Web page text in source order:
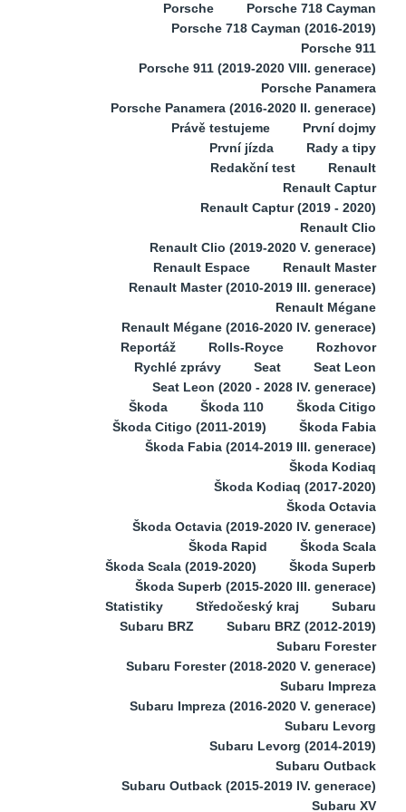
Porsche
Porsche 718 Cayman
Porsche 718 Cayman (2016-2019)
Porsche 911
Porsche 911 (2019-2020 VIII. generace)
Porsche Panamera
Porsche Panamera (2016-2020 II. generace)
Právě testujeme
První dojmy
První jízda
Rady a tipy
Redakční test
Renault
Renault Captur
Renault Captur (2019 - 2020)
Renault Clio
Renault Clio (2019-2020 V. generace)
Renault Espace
Renault Master
Renault Master (2010-2019 III. generace)
Renault Mégane
Renault Mégane (2016-2020 IV. generace)
Reportáž
Rolls-Royce
Rozhovor
Rychlé zprávy
Seat
Seat Leon
Seat Leon (2020 - 2028 IV. generace)
Škoda
Škoda 110
Škoda Citigo
Škoda Citigo (2011-2019)
Škoda Fabia
Škoda Fabia (2014-2019 III. generace)
Škoda Kodiaq
Škoda Kodiaq (2017-2020)
Škoda Octavia
Škoda Octavia (2019-2020 IV. generace)
Škoda Rapid
Škoda Scala
Škoda Scala (2019-2020)
Škoda Superb
Škoda Superb (2015-2020 III. generace)
Statistiky
Středočeský kraj
Subaru
Subaru BRZ
Subaru BRZ (2012-2019)
Subaru Forester
Subaru Forester (2018-2020 V. generace)
Subaru Impreza
Subaru Impreza (2016-2020 V. generace)
Subaru Levorg
Subaru Levorg (2014-2019)
Subaru Outback
Subaru Outback (2015-2019 IV. generace)
Subaru XV